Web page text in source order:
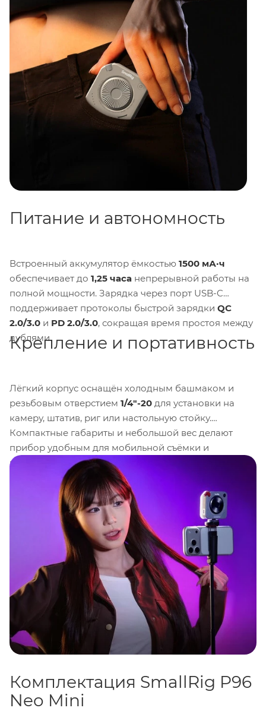
Питание и автономность
Встроенный аккумулятор ёмкостью 1500 мА·ч
обеспечивает до 1,25 часа непрерывной работы на
полной мощности. Зарядка через порт USB-C
поддерживает протоколы быстрой зарядки QC
2.0/3.0 и PD 2.0/3.0, сокращая время простоя между
дублями.
Крепление и портативность
Лёгкий корпус оснащён холодным башмаком и
резьбовым отверстием 1/4"-20 для установки на
камеру, штатив, риг или настольную стойку.
Компактные габариты и небольшой вес делают
прибор удобным для мобильной съёмки и
использования в ограниченном пространстве.
Осветитель оптимален для влогов, обзоров,
предметной и кулинарной съёмки, а также как
заполняющий или контровой источник в небольших
студийных сетапах. Высокая цветопередача и
простой интерфейс позволяют использовать его как
основной прибор без компромиссов в качестве
изображения.
Комплектация SmallRig P96
Neo Mini